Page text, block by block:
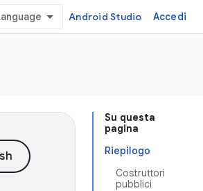
Android Studio Accedi
Su questa
pagina
Riepilogo
Costruttori
pubblici